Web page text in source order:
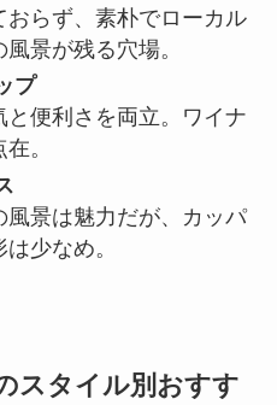
らず、素朴でローカル
景が残る穴場。
プ
便利さを両立。ワイナ
。
景は魅力だが、カッパ
少なめ。
スタイル別おすす